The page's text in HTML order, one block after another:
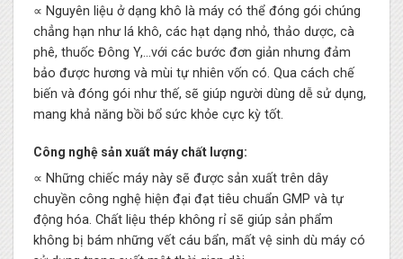
∝ Nguyên liệu ở dạng khô là máy có thể đóng gói chúng
chẳng hạn như lá khô, các hạt dạng nhỏ, thảo dược, cà
phê, thuốc Đông Y,…với các bước đơn giản nhưng đảm
bảo được hương và mùi tự nhiên vốn có. Qua cách chế
biến và đóng gói như thế, sẽ giúp người dùng dễ sử dụng,
mang khả năng bồi bổ sức khỏe cực kỳ tốt.
Công nghệ sản xuất máy chất lượng:
∝ Những chiếc máy này sẽ được sản xuất trên dây
chuyền công nghệ hiện đại đạt tiêu chuẩn GMP và tự
động hóa. Chất liệu thép không rỉ sẽ giúp sản phẩm
không bị bám những vết cáu bẩn, mất vệ sinh dù máy có